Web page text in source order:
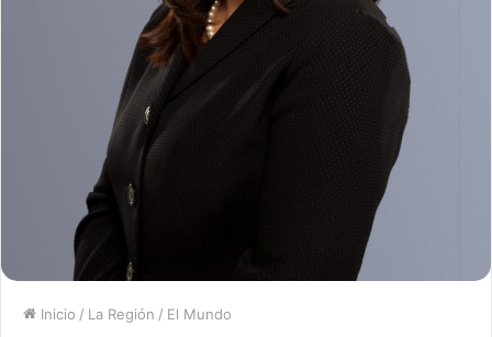
Inicio / La Región / El Mundo